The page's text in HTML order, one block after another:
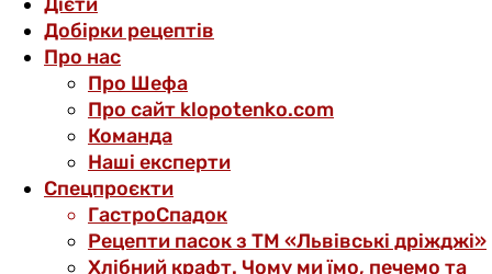
Добірки рецептів
Про нас
Про Шефа
Про сайт klopotenko.com
Команда
Наші експерти
Спецпроєкти
ГастроСпадок
Рецепти пасок з ТМ «Львівські дріжджі»
Хлібний крафт. Чому ми їмо, печемо та